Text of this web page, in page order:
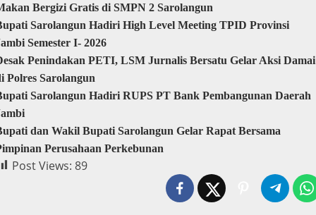
Bergizi Gratis di SMPN 2 Sarolangun
Sarolangun Hadiri High Level Meeting TPID Provinsi
Semester I- 2026
Penindakan PETI, LSM Jurnalis Bersatu Gelar Aksi Damai
Polres Sarolangun
Sarolangun Hadiri RUPS PT Bank Pembangunan Daerah
dan Wakil Bupati Sarolangun Gelar Rapat Bersama
Perusahaan Perkebunan
Post Views: 89